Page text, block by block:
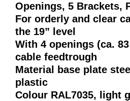
Openings, 5 Brackets,
For orderly and clear
the 19” level
With 4 openings (ca.
cable feedtrough
Material base plate
plastic
Colour RAL7035, light